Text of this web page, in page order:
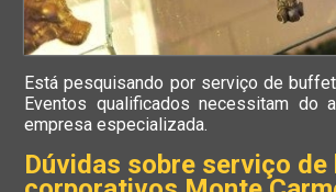
Está pesquisando por serviço de
Eventos qualificados necessitam do
empresa especializada.
Dúvidas sobre serviço